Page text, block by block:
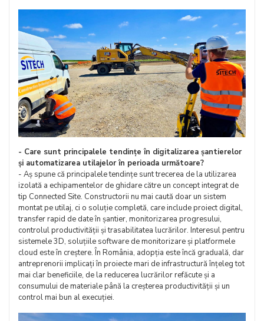
- Care sunt principalele tendințe în digitalizarea șantierelor
și automatizarea utilajelor în perioada următoare?
- Aș spune că principalele tendințe sunt trecerea de la utilizarea
izolată a echipamentelor de ghidare către un concept integrat de
tip Connected Site. Constructorii nu mai caută doar un sistem
montat pe utilaj, ci o soluție completă, care include proiect digital,
transfer rapid de date în șantier, monitorizarea progresului,
controlul productivității și trasabilitatea lucrărilor. Interesul pentru
sistemele 3D, soluțiile software de monitorizare și platformele
cloud este în creștere. În România, adopția este încă graduală, dar
antreprenorii implicați în proiecte mari de infrastructură înțeleg tot
mai clar beneficiile, de la reducerea lucrărilor refăcute și a
consumului de materiale până la creșterea productivității și un
control mai bun al execuției.